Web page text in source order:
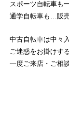
スポーツ自転車も
通学自転車も…販
中古自転車は中々
ご迷惑をお掛けす
一度ご来店・ご相